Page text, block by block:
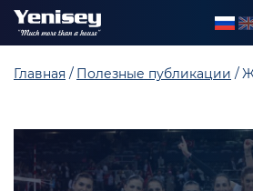
Главная Полезные публикации